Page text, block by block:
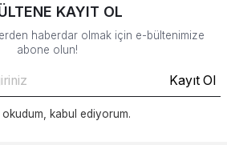
KAYIT OL
haberdar olmak için e-bültenimize
abone olun!
Kayıt Ol
okudum, kabul ediyorum.